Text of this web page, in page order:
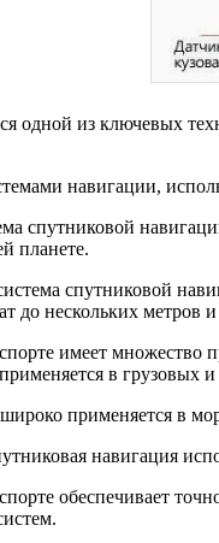
одной из ключевых
навигации,
спутниковой
планете.
спутниковой
до нескольких метров
имеет
в грузовых
применяется в
навигация
обеспечивает